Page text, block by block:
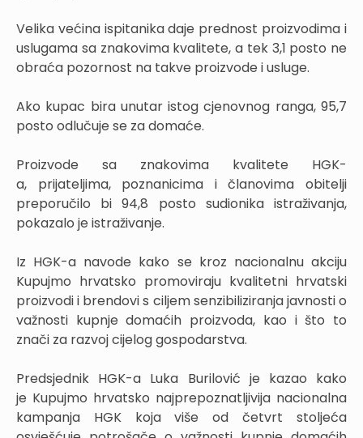
Velika većina ispitanika daje prednost proizvodima i
uslugama sa znakovima kvalitete, a tek 3,1 posto ne
obraća pozornost na takve proizvode i usluge.
Ako kupac bira unutar istog cjenovnog ranga, 95,7
posto odlučuje se za domaće.
Proizvode sa znakovima kvalitete HGK-
a, prijateljima, poznanicima i članovima obitelji
preporučilo bi 94,8 posto sudionika istraživanja,
pokazalo je istraživanje.
Iz HGK-a navode kako se kroz nacionalnu akciju
Kupujmo hrvatsko promoviraju kvalitetni hrvatski
proizvodi i brendovi s ciljem senzibiliziranja javnosti o
važnosti kupnje domaćih proizvoda, kao i što to
znači za razvoj cijelog gospodarstva.
Predsjednik HGK-a Luka Burilović je kazao kako
je Kupujmo hrvatsko najprepoznatljivija nacionalna
kampanja HGK koja više od četvrt stoljeća